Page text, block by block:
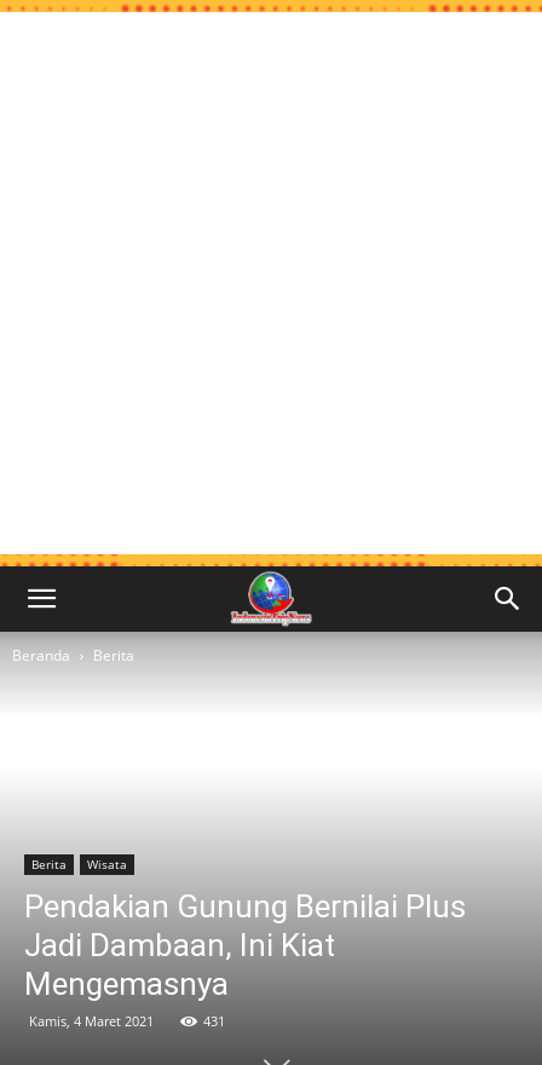
Beranda Berita
Berita Wisata
Pendakian Gunung Bernilai Plus
Jadi Dambaan, Ini Kiat
Mengemasnya
Kamis, 4 Maret 2021 431